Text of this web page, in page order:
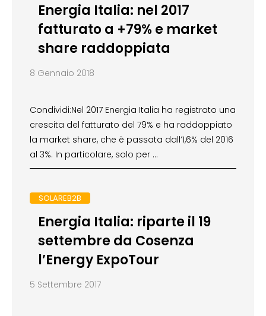
Energia Italia: nel 2017
fatturato a +79% e market
share raddoppiata
8 Gennaio 2018
Condividi:Nel 2017 Energia Italia ha registrato una
crescita del fatturato del 79% e ha raddoppiato
la market share, che è passata dall’1,6% del 2016
al 3%. In particolare, solo per …
SOLAREB2B
Energia Italia: riparte il 19
settembre da Cosenza
l’Energy ExpoTour
5 Settembre 2017